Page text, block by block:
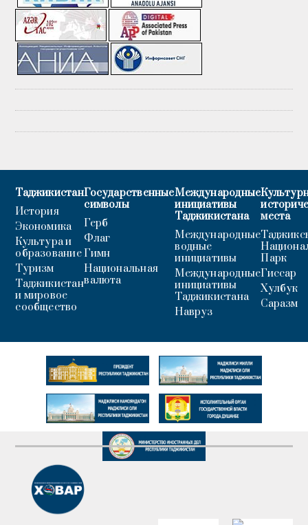
Таджикистан
История
Экономика
Культура и
образование
Туризм
Таджикистан
и мировое
сообщество
Государственные
символы
Герб
Флаг
Гимн
Национальная
валюта
Международные
инициативы
Таджикистана
Международные
водные
инициативы
Международные
инициативы
Таджикистана
Навруз
места
Парк
Гиссар
Хулбук
Саразм